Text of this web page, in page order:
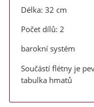
Délka: 32 cm
Počet dílů: 2
barokní systém
Součástí flétny je
tabulka hmatů